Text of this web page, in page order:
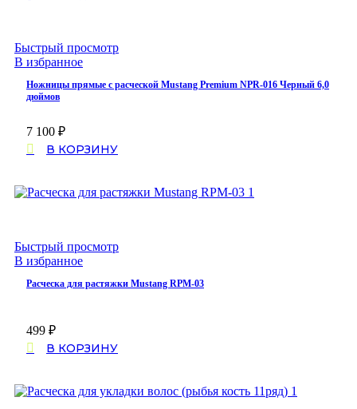
Быстрый просмотр
В избранное
Ножницы прямые с расческой Mustang Premium NPR-016 Черный 6,0
дюймов
7 100 ₽
В КОРЗИНУ
Быстрый просмотр
В избранное
Расческа для растяжки Mustang RPM-03
499 ₽
В КОРЗИНУ